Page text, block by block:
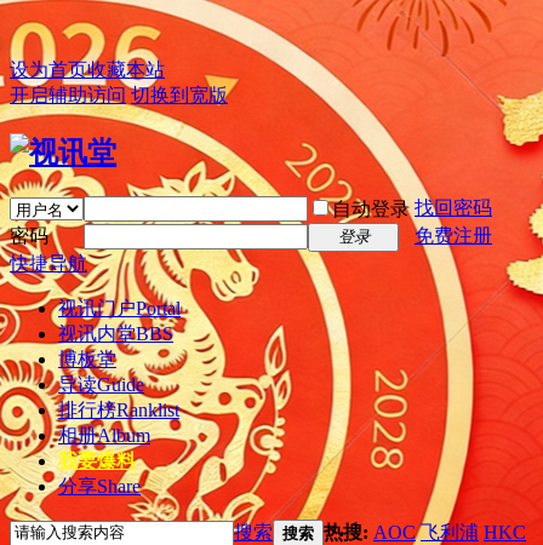
设为首页收藏本站
开启辅助访问 切换到宽版
自动登录 找回密码
密码
登录
免费注册
快捷导航
视讯门户Portal
视讯内堂BBS
博板堂
导读Guide
排行榜Ranklist
相册Album
我要爆料
分享Share
搜索 搜索 热搜: AOC 飞利浦 HKC